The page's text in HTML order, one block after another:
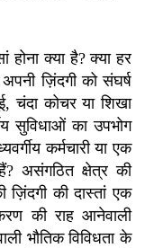
होना क्या है? क्या हर
ज़िंदगी को संघर्ष
चंदा कोचर या शिखा
सुविधाओं का उपभोग
कर्मचारी या एक
असंगठित क्षेत्र की
की दास्तां एक
की राह आनेवाली
भौतिक विविधता के